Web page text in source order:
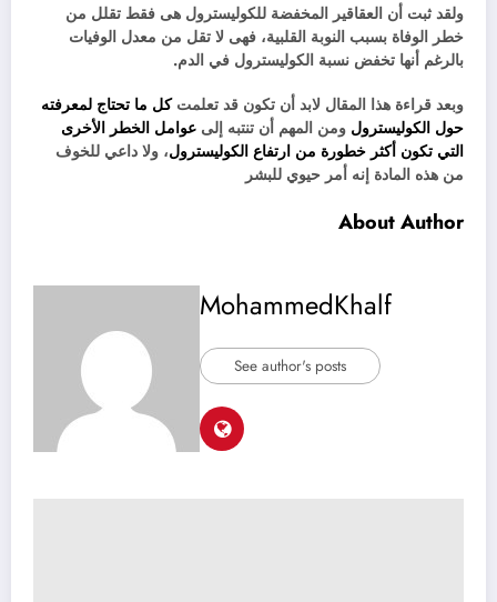
ولقد ثبت أن العقاقير المخفضة للكوليسترول هى فقط تقلل من
خطر الوفاة بسبب النوبة القلبية، فهى لا تقل من معدل الوفيات
بالرغم أنها تخفض نسبة الكوليسترول في الدم.
وبعد قراءة هذا المقال لابد أن تكون قد تعلمتكل ما تحتاج لمعرفته
حول الكوليسترول ومن المهم أن تنتبه إلى عوامل الخطر الأخرى
التي تكون أكثر خطورة من ارتفاع الكوليسترول، ولا داعي للخوف
من هذه المادة إنه أمر حيوي للبشر
About Author
MohammedKhalf
See author's posts